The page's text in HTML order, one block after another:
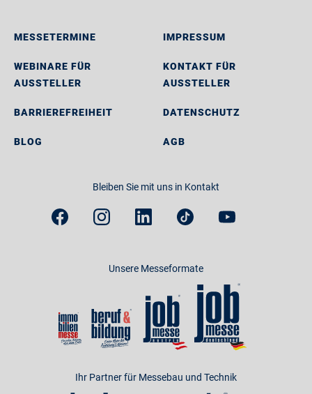
MESSETERMINE
WEBINARE FÜR
AUSSTELLER
BARRIEREFREIHEIT
BLOG
IMPRESSUM
KONTAKT FÜR
AUSSTELLER
DATENSCHUTZ
AGB
Bleiben Sie mit uns in Kontakt
Unsere Messeformate
Ihr Partner für Messebau und Technik